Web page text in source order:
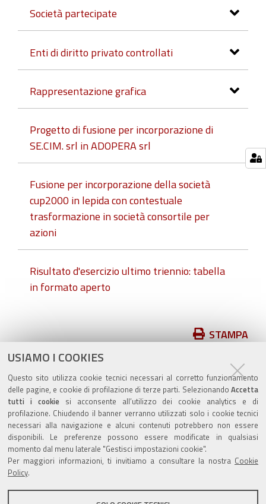
USIAMO I COOKIES
Questo sito utilizza cookie tecnici necessari al corretto funzionamento
delle pagine, e cookie di profilazione di terze parti. Selezionando Accetta
tutti i cookiesi acconsente all’utilizzo dei cookie analytics e di
profilazione. Chiudendo il banner verranno utilizzati solo i cookie tecnici
necessari alla navigazione e alcuni contenuti potrebbero non essere
disponibili. Le preferenze possono essere modificate in qualsiasi
momento dal menu laterale "Gestisci impostazioni cookie".
Per maggiori informazioni, ti invitiamo a consultare la nostra Cookie
Policy.
Società partecipate
Enti di diritto privato controllati
Rappresentazione grafica
Progetto di fusione per incorporazione di
SE.CIM. srl in ADOPERA srl
Fusione per incorporazione della società
cup2000 in lepida con contestuale
trasformazione in società consortile per
azioni
Risultato d'esercizio ultimo triennio: tabella
in formato aperto
Azioni
sul
documento
STAMPA
pubblicato il16/11/2018
ultima modifica09/06/2026
Valuta questo sito